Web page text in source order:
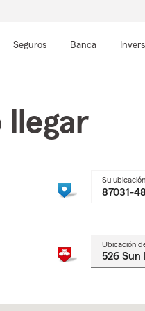
Seguros Banca
llegar
Su ubicación
Ubicación